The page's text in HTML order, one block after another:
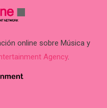
online sobre Música y
Agency.